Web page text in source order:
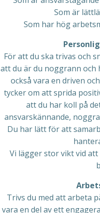
Som är
Som har hög
För att du ska trivas och
att du är du noggrann och
också vara en driven
tycker om att sprida
att du har koll på
ansvarskännande,
Du har lätt för att
Vi lägger stor vikt vid
Trivs du med att arbeta
vara en del av ett